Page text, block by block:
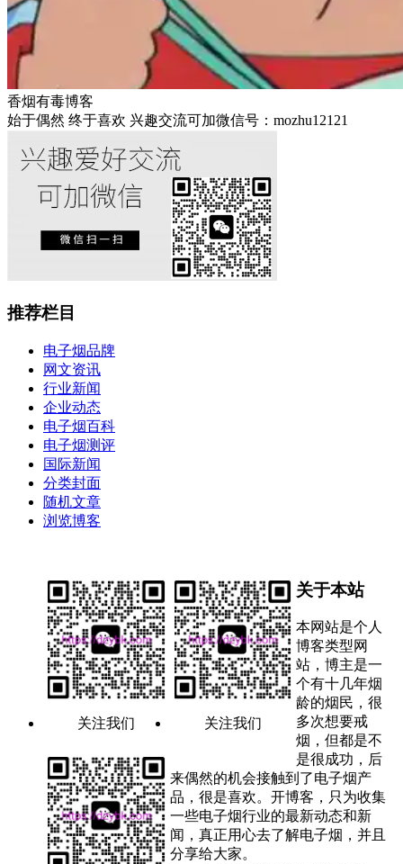
香烟有毒博客
始于偶然 终于喜欢 兴趣交流可加微信号：mozhu12121
推荐栏目
电子烟品牌
网文资讯
行业新闻
企业动态
电子烟百科
电子烟测评
国际新闻
分类封面
随机文章
浏览博客
关注我们 关注我们
关于本站
本网站是个人
博客类型网
站，博主是一
个有十几年烟
龄的烟民，很
多次想要戒
烟，但都是不
是很成功，后
来偶然的机会接触到了电子烟产
品，很是喜欢。开博客，只为收集
一些电子烟行业的最新动态和新
闻，真正用心去了解电子烟，并且
分享给大家。